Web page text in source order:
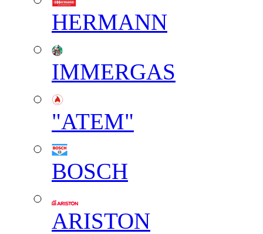
HERMANN
IMMERGAS
"АТЕМ"
BOSCH
ARISTON